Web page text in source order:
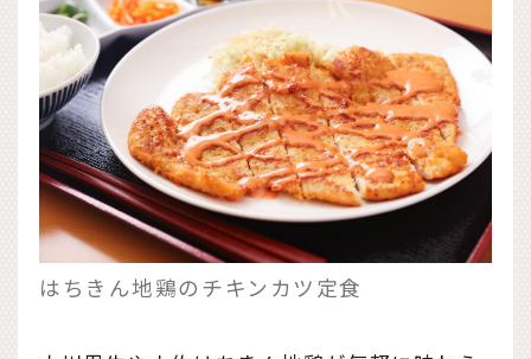
はちきん地鶏のチキンカツ定食